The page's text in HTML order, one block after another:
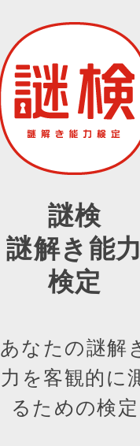
謎検
謎解き能
検定
あなたの謎解
力を客観的に
るための検定